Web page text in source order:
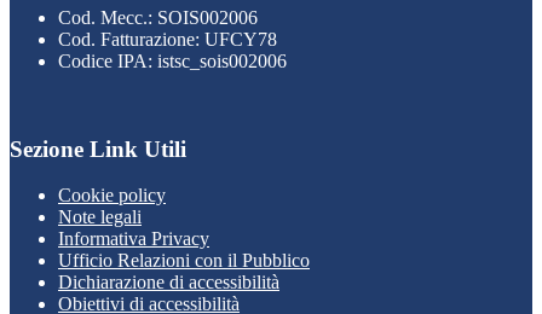
Cod. Mecc.: SOIS002006
Cod. Fatturazione: UFCY78
Codice IPA: istsc_sois002006
Sezione Link Utili
Cookie policy
Note legali
Informativa Privacy
Ufficio Relazioni con il Pubblico
Dichiarazione di accessibilità
Obiettivi di accessibilità